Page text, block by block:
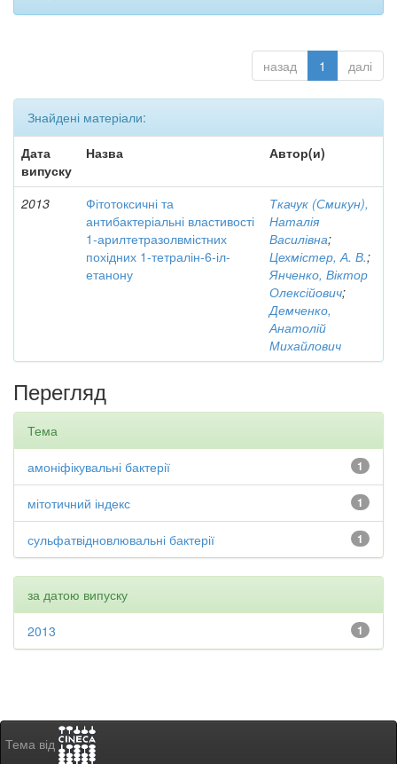
назад 1 далі
Знайдені матеріали:
Дата
випуску
Назва Автор(и)
2013
Фітотоксичні та
антибактеріальні властивості
1-арилтетразолвмістних
похідних 1-тетралін-6-іл-
етанону
Ткачук (Смикун),
Наталія
Василівна;
Цехмістер, А. В.;
Янченко, Віктор
Олексійович;
Демченко,
Анатолій
Михайлович
Перегляд
Тема
1
амоніфікувальні бактерії
1
мітотичний індекс
1
сульфатвідновлювальні бактерії
за датою випуску
1
2013
Тема від